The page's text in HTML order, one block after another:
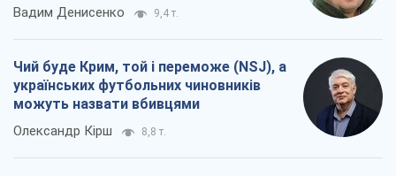
Вадим Денисенко 9,4 т.
Чий буде Крим, той і переможе (NSJ), а
українських футбольних чиновників
можуть назвати вбивцями
Олександр Кірш 8,8 т.